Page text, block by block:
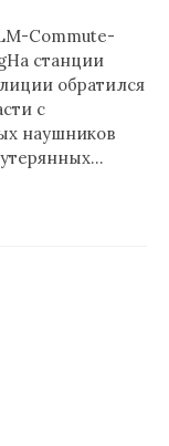
Commute-
станции
обратился
с
наушников